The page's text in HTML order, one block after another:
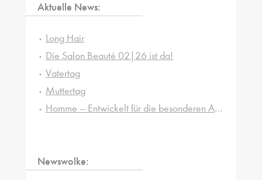
Aktuelle News:
Long Hair
Die Salon Beauté 02|26 ist da!
Vatertag
Muttertag
Homme – Entwickelt für die besonderen Ansprüche von Männerhaut und -haar
Newswolke: